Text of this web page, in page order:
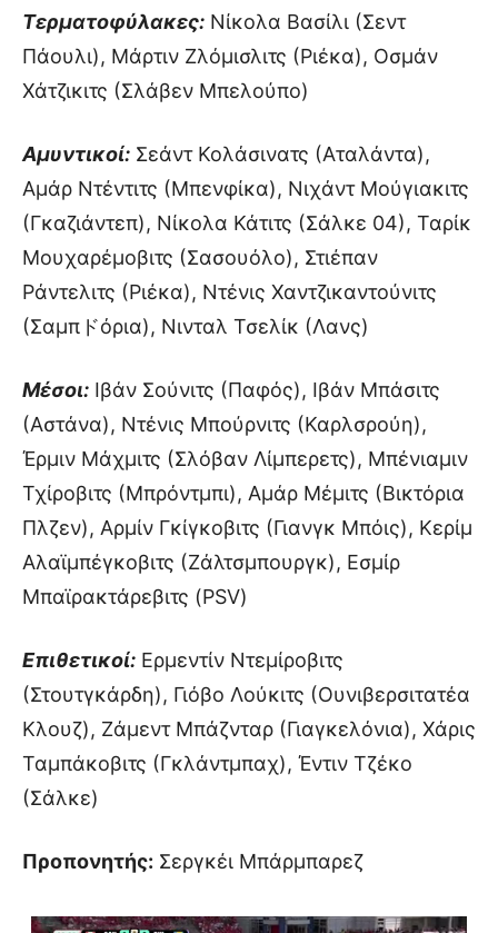
Τερματοφύλακες: Νίκολα Βασίλι (Σεντ
Πάουλι), Μάρτιν Ζλόμισλιτς (Ριέκα), Οσμάν
Χάτζικιτς (Σλάβεν Μπελούπο)
Αμυντικοί: Σεάντ Κολάσινατς (Αταλάντα),
Αμάρ Ντέντιτς (Μπενφίκα), Νιχάντ Μούγιακιτς
(Γκαζιάντεπ), Νίκολα Κάτιτς (Σάλκε 04), Ταρίκ
Μουχαρέμοβιτς (Σασουόλο), Στιέπαν
Ράντελιτς (Ριέκα), Ντένις Χαντζικαντούνιτς
(Σαμπドόρια), Νινταλ Τσελίκ (Λανς)
Μέσοι: Ιβάν Σούνιτς (Παφός), Ιβάν Μπάσιτς
(Αστάνα), Ντένις Μπούρνιτς (Καρλσρούη),
Έρμιν Μάχμιτς (Σλόβαν Λίμπερετς), Μπένιαμιν
Τχίροβιτς (Μπρόντμπι), Αμάρ Μέμιτς (Βικτόρια
Πλζεν), Αρμίν Γκίγκοβιτς (Γιανγκ Μπόις), Κερίμ
Αλαϊμπέγκοβιτς (Ζάλτσμπουργκ), Εσμίρ
Μπαϊρακτάρεβιτς (PSV)
Επιθετικοί: Ερμεντίν Ντεμίροβιτς
(Στουτγκάρδη), Γιόβο Λούκιτς (Ουνιβερσιτατέα
Κλουζ), Ζάμεντ Μπάζνταρ (Γιαγκελόνια), Χάρις
Ταμπάκοβιτς (Γκλάντμπαχ), Έντιν Τζέκο
(Σάλκε)
Προπονητής: Σεργκέι Μπάρμπαρεζ